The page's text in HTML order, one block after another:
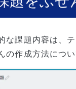
な課題内容は、
の作成方法につ